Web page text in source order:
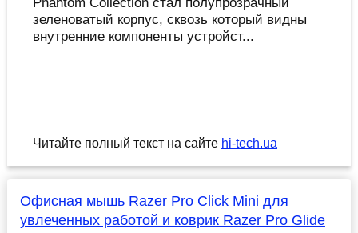
зеленоватый корпус, сквозь который видны
внутренние компоненты устройст...
Читайте полный текст на сайте hi-tech.ua
Офисная мышь Razer Pro Click Mini для
увлеченных работой и коврик Razer Pro Glide